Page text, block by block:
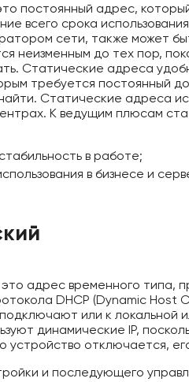
постоянный адрес,
всего срока
сети, также может
неизменным до тех пор,
Статические адреса
требуется постоянный
Статические адреса
К ведущим плюсам
в работе;
в бизнесе и
это адрес временного типа,
DHCP (Dynamic
или к локальной
динамические IP,
устройство отключается,
и последующего